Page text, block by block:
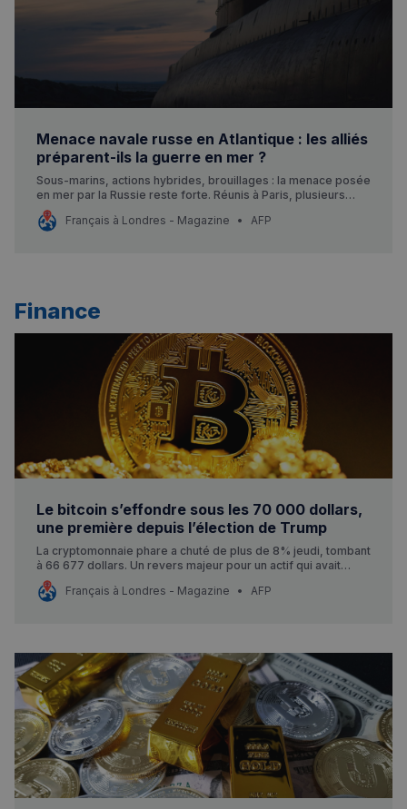
Menace navale russe en Atlantique : les alliés
préparent-ils la guerre en mer ?
Sous-marins, actions hybrides, brouillages : la menace posée
en mer par la Russie reste forte. Réunis à Paris, plusieurs
hauts gradés alliés de l’Otan ont mis en garde mardi contre un
conflit ouvert en mer possible d’ici 2028-2029.
Français à Londres - Magazine AFP
Finance
Le bitcoin s’effondre sous les 70 000 dollars,
une première depuis l’élection de Trump
La cryptomonnaie phare a chuté de plus de 8% jeudi, tombant
à 66 677 dollars. Un revers majeur pour un actif qui avait
explosé après la victoire du président américain en
novembre 2024.
Français à Londres - Magazine AFP